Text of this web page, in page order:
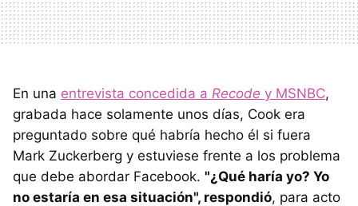
En una entrevista concedida a Recode y MSNBC,
grabada hace solamente unos días, Cook era
preguntado sobre qué habría hecho él si fuera
Mark Zuckerberg y estuviese frente a los problema
que debe abordar Facebook. "¿Qué haría yo? Yo
no estaría en esa situación", respondió, para acto